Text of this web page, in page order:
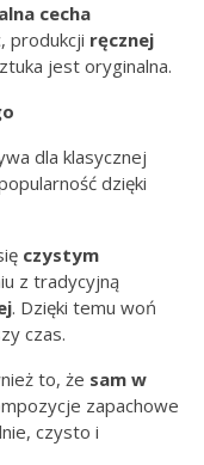
cecha
produkcji ręcznej
jest oryginalna.
dla klasycznej
dzięki
czystym
z tradycyjną
. Dzięki temu woń
czas.
to, że sam w
zapachowe
czysto i